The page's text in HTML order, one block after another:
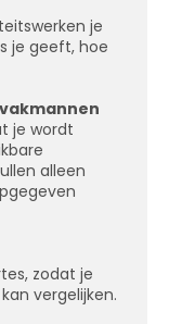
je
je geeft, hoe
je wordt
alleen
zodat je
vergelijken.